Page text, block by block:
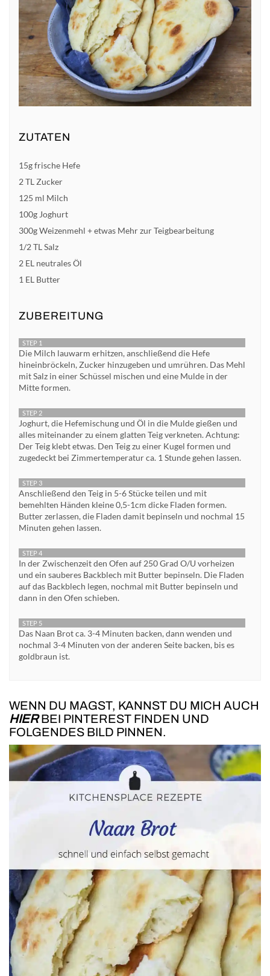
ZUTATEN
15g frische Hefe
2 TL Zucker
125 ml Milch
100g Joghurt
300g Weizenmehl + etwas Mehr zur Teigbearbeitung
1/2 TL Salz
2 EL neutrales Öl
1 EL Butter
ZUBEREITUNG
STEP 1
Die Milch lauwarm erhitzen, anschließend die Hefe
hineinbröckeln, Zucker hinzugeben und umrühren. Das Mehl
mit Salz in einer Schüssel mischen und eine Mulde in der
Mitte formen.
STEP 2
Joghurt, die Hefemischung und Öl in die Mulde gießen und
alles miteinander zu einem glatten Teig verkneten. Achtung:
Der Teig klebt etwas. Den Teig zu einer Kugel formen und
zugedeckt bei Zimmertemperatur ca. 1 Stunde gehen lassen.
STEP 3
Anschließend den Teig in 5-6 Stücke teilen und mit
bemehlten Händen kleine 0,5-1cm dicke Fladen formen.
Butter zerlassen, die Fladen damit bepinseln und nochmal 15
Minuten gehen lassen.
STEP 4
In der Zwischenzeit den Ofen auf 250 Grad O/U vorheizen
und ein sauberes Backblech mit Butter bepinseln. Die Fladen
auf das Backblech legen, nochmal mit Butter bepinseln und
dann in den Ofen schieben.
STEP 5
Das Naan Brot ca. 3-4 Minuten backen, dann wenden und
nochmal 3-4 Minuten von der anderen Seite backen, bis es
goldbraun ist.
WENN DU MAGST, KANNST DU MICH AUCH
HIERBEI PINTEREST FINDEN UND
FOLGENDES BILD PINNEN.